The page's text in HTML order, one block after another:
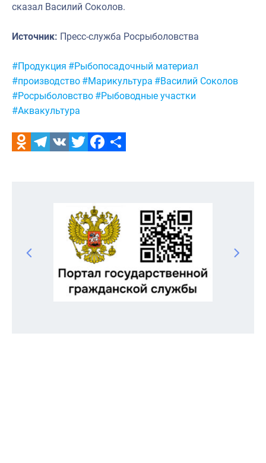
сказал Василий Соколов.
Источник: Пресс-служба Росрыболовства
Метки:
#Продукция #Рыбопосадочный материал
#производство #Марикультура #Василий Соколов
#Росрыболовство #Рыбоводные участки
#Аквакультура